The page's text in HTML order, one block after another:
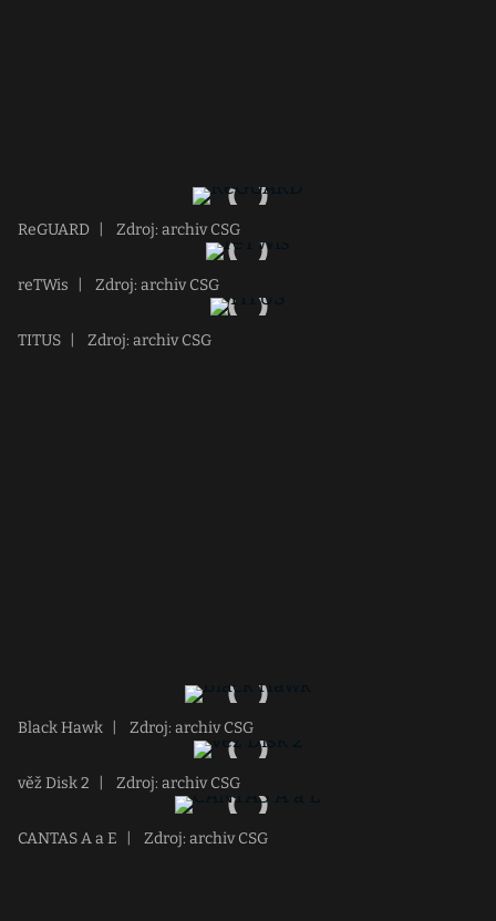
ReGUARD Zdroj: archiv CSG
reTWis Zdroj: archiv CSG
TITUS Zdroj: archiv CSG
Black Hawk Zdroj: archiv CSG
věž Disk 2 Zdroj: archiv CSG
CANTAS A a E Zdroj: archiv CSG